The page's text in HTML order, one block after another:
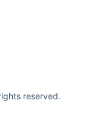
reserved.